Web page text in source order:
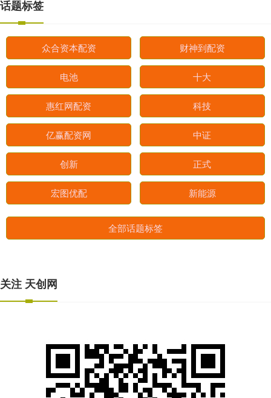
话题标签
众合资本配资 财神到配资
电池 十大
惠红网配资 科技
亿赢配资网 中证
创新 正式
宏图优配 新能源
全部话题标签
关注 天创网